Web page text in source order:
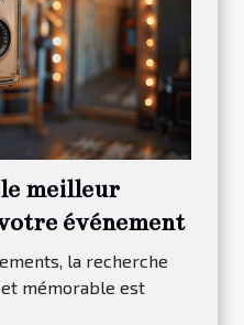
meilleur
événement
la recherche
mémorable est